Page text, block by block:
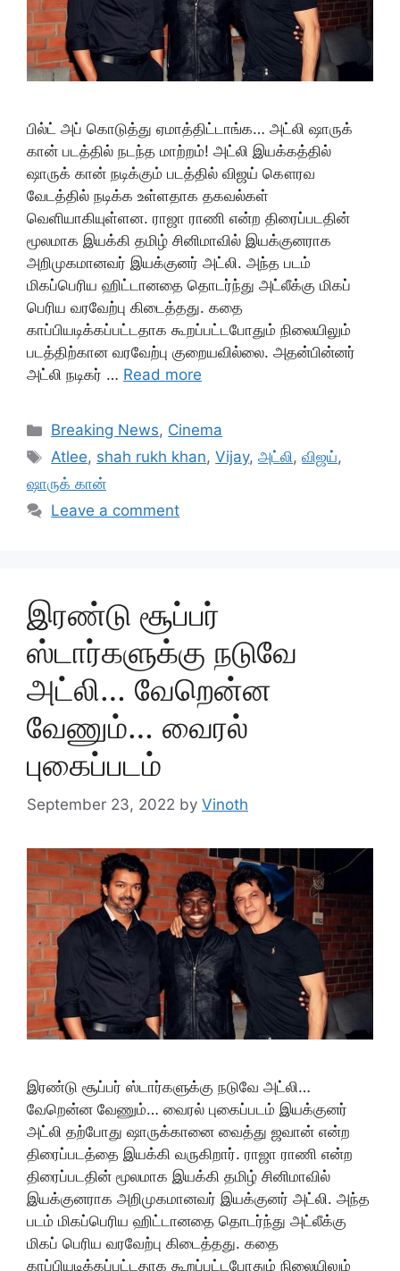
பில்ட் அப் கொடுத்து ஏமாத்திட்டாங்க… அட்லி ஷாருக்
கான் படத்தில் நடந்த மாற்றம்! அட்லி இயக்கத்தில்
ஷாருக் கான் நடிக்கும் படத்தில் விஜய் கௌரவ
வேடத்தில் நடிக்க உள்ளதாக தகவல்கள்
வெளியாகியுள்ளன. ராஜா ராணி என்ற திரைப்படதின்
மூலமாக இயக்கி தமிழ் சினிமாவில் இயக்குனராக
அறிமுகமானவர் இயக்குனர் அட்லி. அந்த படம்
மிகப்பெரிய ஹிட்டானதை தொடர்ந்து அட்லீக்கு மிகப்
பெரிய வரவேற்பு கிடைத்தது. கதை
காப்பியடிக்கப்பட்டதாக கூறப்பட்டபோதும் நிலையிலும்
படத்திற்கான வரவேற்பு குறையவில்லை. அதன்பின்னர்
அட்லி நடிகர் … Read more
Categories
Breaking News, Cinema
Tags
Atlee, shah rukh khan,Vijay,அட்லி,விஜய்,
ஷாருக் கான்
Leave a comment
இரண்டு சூப்பர்
ஸ்டார்களுக்கு நடுவே
அட்லி… வேறென்ன
வேணும்… வைரல்
புகைப்படம்
September 23, 2022 by Vinoth
இரண்டு சூப்பர் ஸ்டார்களுக்கு நடுவே அட்லி…
வேறென்ன வேணும்… வைரல் புகைப்படம் இயக்குனர்
அட்லி தற்போது ஷாருக்கானை வைத்து ஜவான் என்ற
திரைப்படத்தை இயக்கி வருகிறார். ராஜா ராணி என்ற
திரைப்படதின் மூலமாக இயக்கி தமிழ் சினிமாவில்
இயக்குனராக அறிமுகமானவர் இயக்குனர் அட்லி. அந்த
படம் மிகப்பெரிய ஹிட்டானதை தொடர்ந்து அட்லீக்கு
மிகப் பெரிய வரவேற்பு கிடைத்தது. கதை
காப்பியடிக்கப்பட்டதாக கூறப்பட்டபோதும் நிலையிலும்